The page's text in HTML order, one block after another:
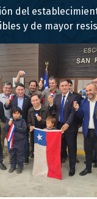
del
y de mayor